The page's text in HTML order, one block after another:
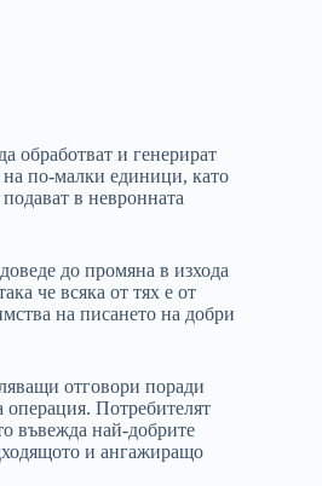
обработват и генерират
на по-малки единици, като
в невронната
до промяна в изхода
че всяка от тях е от
на писането на добри
отговори поради
операция. Потребителят
въвежда най-добрите
и ангажиращо